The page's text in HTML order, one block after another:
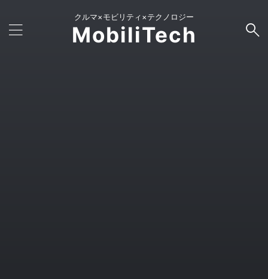
クルマ×モビリティ×テクノロジー
MobiliTech